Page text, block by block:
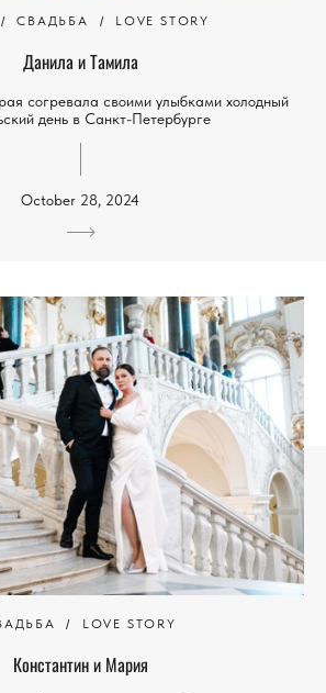
СВАДЬБА LOVE STORY
Данила и Тамила
согревала своими улыбками холодный
день в Санкт-Петербурге
October 28, 2024
LOVE STORY
Константин и Мария